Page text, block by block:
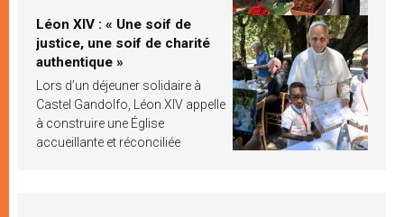
Léon XIV : « Une soif de
justice, une soif de charité
authentique »
Lors d’un déjeuner solidaire à
Castel Gandolfo, Léon XIV appelle
à construire une Église
accueillante et réconciliée